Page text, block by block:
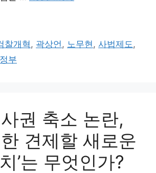
찰개혁 , 곽상언 , 노무현 ,사법제도 ,
부
권 축소 논란,
견제할 새로운
’는 무엇인가?